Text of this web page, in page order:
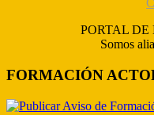
PORTAL
Somos
FORMACIÓN